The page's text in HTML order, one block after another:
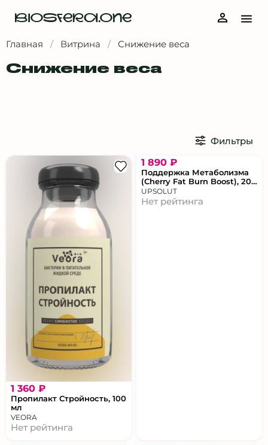
BIOSFERA.ONE
Главная / Витрина / Снижение веса
Снижение веса
Бульоны и соусы
Натуральные сладости
Полезные снеки
Суперфуды
Выбрать все
Велнес-аксессуары
Ароматерапия и эфирные масла
Массажные ролеры, мячи и эспандеры
Пластыри и тейпы
Подушки для сна и детоксикации
Эко‑бутылки и шейкеры
Выбрать все
Фильтры
1 360 ₽
Пропилакт Стройность, 100
мл
VEORA
Нет рейтинга
1 890 ₽
Поддержка Метаболизма
(Cherry Fat Burn Boost), 20
стиков
UPSOLUT
Нет рейтинга